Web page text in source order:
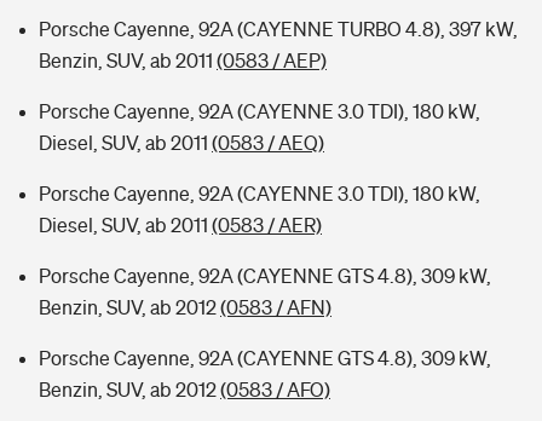
Porsche Cayenne, 92A (CAYENNE TURBO 4.8), 397 kW,
Benzin, SUV, ab 2011 (0583 / AEP)
Porsche Cayenne, 92A (CAYENNE 3.0 TDI), 180 kW,
Diesel, SUV, ab 2011 (0583 / AEQ)
Porsche Cayenne, 92A (CAYENNE 3.0 TDI), 180 kW,
Diesel, SUV, ab 2011 (0583 / AER)
Porsche Cayenne, 92A (CAYENNE GTS 4.8), 309 kW,
Benzin, SUV, ab 2012(0583 / AFN)
Porsche Cayenne, 92A (CAYENNE GTS 4.8), 309 kW,
Benzin, SUV, ab 2012(0583 / AFO)